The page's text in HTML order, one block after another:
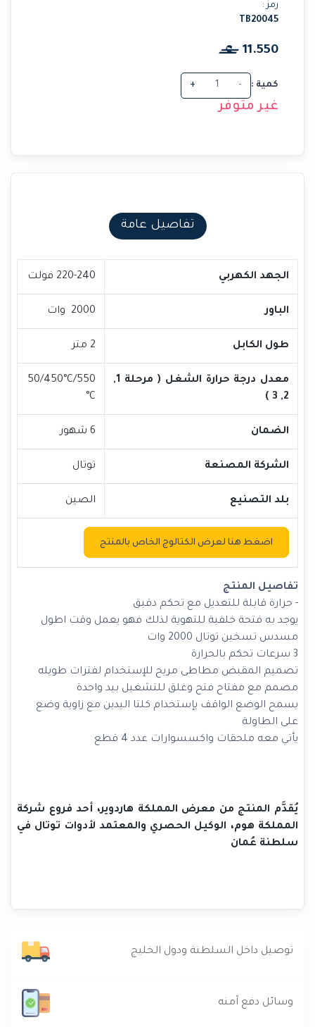
رمز :
TB20045
11.550
كمية : -
+
غير متوفر
تفاصيل عامة
الجهد الكهربي 220-240 فولت
الباور 2000 وات
طول الكابل 2 متر
معدل درجة حرارة الشغل ( مرحلة 1,
2, 3 )
50/450°C/550
°C
الضمان 6 شهور
الشركة المصنعة توتال
بلد التصنيع الصين
اضغط هنا لعرض الكتالوج الخاص بالمنتج
تفاصيل المنتج
- حرارة قابلة للتعديل مع تحكم دقيق
يوجد به فتحة خلفية للتهوية لذلك فهو يعمل وقت اطول
مسدس تسخين توتال 2000 وات
3 سرعات تحكم بالحرارة
تصميم المقبض مطاطى مريح للإستخدام لفترات طويله
مصمم مع مفتاح فتح وغلق للتشغيل بيد واحدة
يسمح الوضع الواقف يإستخدام كلتا اليدين مع زاوية وضع
على الطاولة
يأتي معه ملحقات واكسسوارات عدد 4 قطع
يُقدَّم المنتج من معرض المملكة هاردوير، أحد فروع شركة
المملكة هوم، الوكيل الحصري والمعتمد لأدوات توتال في
سلطنة عُمان
توصيل داخل السلطنة ودول الخليج
وسائل دفع آمنه